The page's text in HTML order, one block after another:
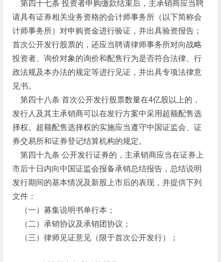
第四十七条 投资者申购缴款结束后，主承销商应当聘
请具有证券相关业务资格的会计师事务所（以下简称会
计师事务所）对申购资金进行验证，并出具验资报告；
首次公开发行股票的，还应当聘请律师事务所对向战略
投资者、询价对象的询价和配售行为是否符合法律、行
政法规及本办法的规定等进行见证，并出具专项法律意
见书。
第四十八条 首次公开发行股票数量在4亿股以上的，
发行人及其主承销商可以在发行方案中采用超额配售选
择权。超额配售选择权的实施应当遵守中国证监会、证
券交易所和证券登记结算机构的规定。
第四十九条 公开发行证券的，主承销商应当在证券上
市后十日内向中国证监会报备承销总结报告，总结说明
发行期间的基本情况及新股上市后的表现，并提供下列
文件：
（一）募集说明书单行本；
（二）承销协议及承销团协议；
（三）律师见证意见（限于首次公开发行）；